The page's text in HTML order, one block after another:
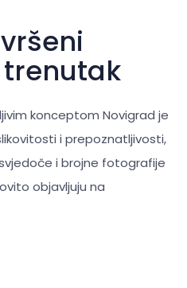
konceptom Novigrad je
i prepoznatljivosti,
i brojne fotografije
objavljuju na